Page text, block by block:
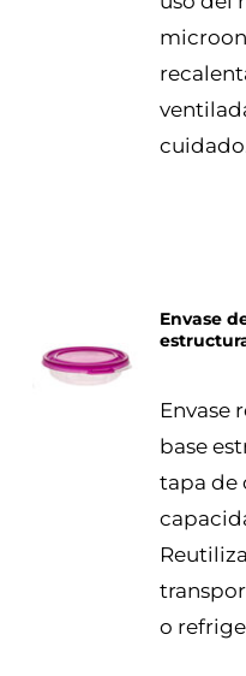
DETALLES
Envase
Envase
base
tapa de
o